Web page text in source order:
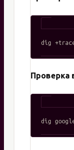
Проверка